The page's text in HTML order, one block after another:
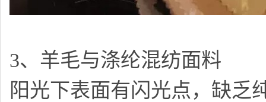
3、羊毛与涤纶混纺面料
阳光下表面有闪光点，缺乏